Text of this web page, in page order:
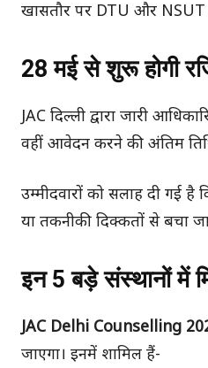
खासतौर पर DTU और
28 मई से शुरू होगी
JAC दिल्ली द्वारा जारी
वहीं आवेदन करने की अंतिम
उम्मीदवारों को सलाह दी गई
या तकनीकी दिक्कतों से बचा
इन 5 बड़े संस्थानों में
JAC Delhi Counselling
जाएगा। इनमें शामिल हैं-